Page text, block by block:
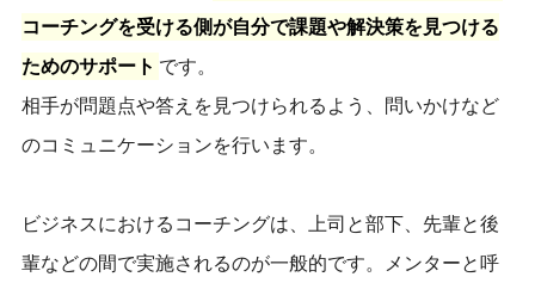
コーチングを受ける側が自分で課題や解決策を見つける
ためのサポート です。
相手が問題点や答えを見つけられるよう、問いかけなど
のコミュニケーションを行います。
ビジネスにおけるコーチングは、上司と部下、先輩と後
輩などの間で実施されるのが一般的です。メンターと呼